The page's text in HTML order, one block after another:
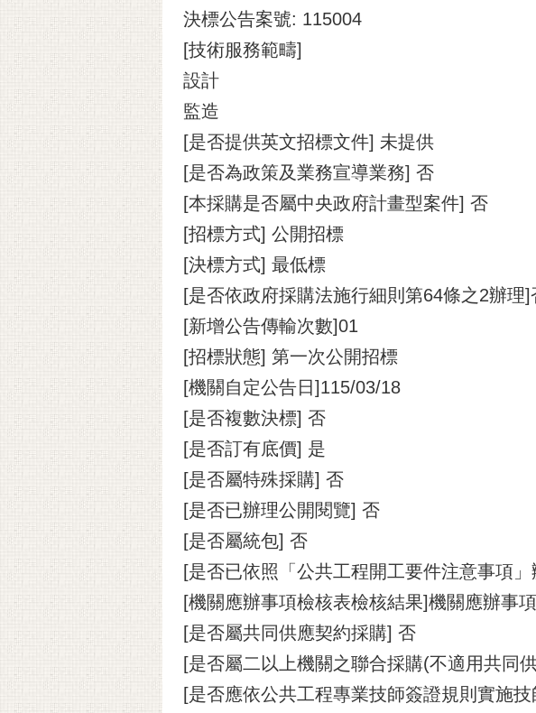
決標公告案號: 115004
[技術服務範疇]
設計
監造
[是否提供英文招標文件] 未提供
[是否為政策及業務宣導業務] 否
[本採購是否屬中央政府計畫型案件] 否
[招標方式] 公開招標
[決標方式] 最低標
[是否依政府採購法施行細則第64條之2辦理]
[新增公告傳輸次數]01
[招標狀態] 第一次公開招標
[機關自定公告日]115/03/18
[是否複數決標] 否
[是否訂有底價] 是
[是否屬特殊採購] 否
[是否已辦理公開閱覽] 否
[是否屬統包] 否
[是否已依照「公共工程開工要件注意事項
[機關應辦事項檢核表檢核結果]機關應辦事
[是否屬共同供應契約採購] 否
[是否屬二以上機關之聯合採購(不適用共同
[是否應依公共工程專業技師簽證規則實施